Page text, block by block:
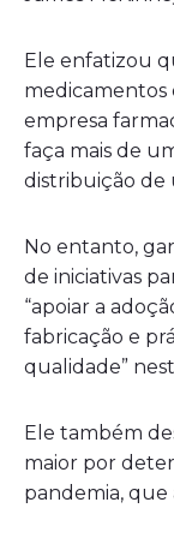
Ele enfatizou
medicamentos
empresa
faça mais de
distribuição de
No entanto,
de iniciativas
“apoiar a
fabricação e
qualidade”
Ele também
maior por
pandemia, que